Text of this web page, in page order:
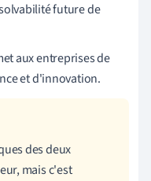
future de
aux entreprises de
et d'innovation.
des deux
mais c'est